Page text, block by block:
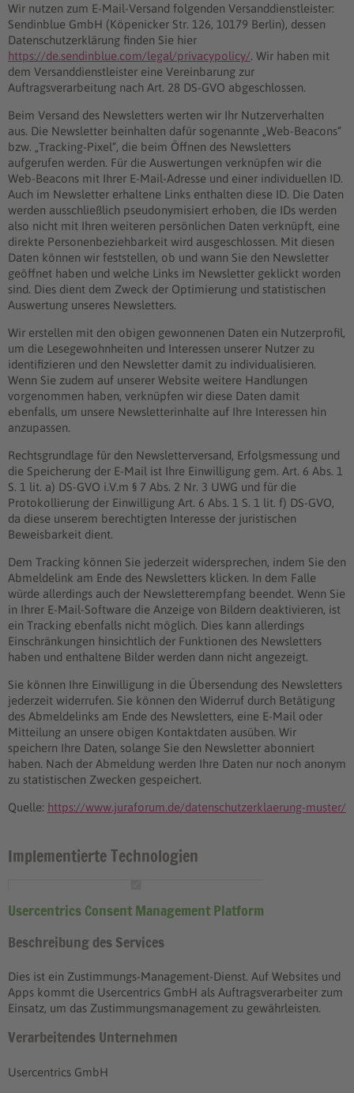
Wir nutzen zum E-Mail-Versand folgenden Versanddienstleister:
Sendinblue GmbH (Köpenicker Str. 126, 10179 Berlin), dessen
Datenschutzerklärung finden Sie hier
https://de.sendinblue.com/legal/privacypolicy/. Wir haben mit
dem Versanddienstleister eine Vereinbarung zur
Auftragsverarbeitung nach Art. 28 DS-GVO abgeschlossen.
Beim Versand des Newsletters werten wir Ihr Nutzerverhalten
aus. Die Newsletter beinhalten dafür sogenannte „Web-Beacons“
bzw. „Tracking-Pixel“, die beim Öffnen des Newsletters
aufgerufen werden. Für die Auswertungen verknüpfen wir die
Web-Beacons mit Ihrer E-Mail-Adresse und einer individuellen ID.
Auch im Newsletter erhaltene Links enthalten diese ID. Die Daten
werden ausschließlich pseudonymisiert erhoben, die IDs werden
also nicht mit Ihren weiteren persönlichen Daten verknüpft, eine
direkte Personenbeziehbarkeit wird ausgeschlossen. Mit diesen
Daten können wir feststellen, ob und wann Sie den Newsletter
geöffnet haben und welche Links im Newsletter geklickt worden
sind. Dies dient dem Zweck der Optimierung und statistischen
Auswertung unseres Newsletters.
Wir erstellen mit den obigen gewonnenen Daten ein Nutzerprofil,
um die Lesegewohnheiten und Interessen unserer Nutzer zu
identifizieren und den Newsletter damit zu individualisieren.
Wenn Sie zudem auf unserer Website weitere Handlungen
vorgenommen haben, verknüpfen wir diese Daten damit
ebenfalls, um unsere Newsletterinhalte auf Ihre Interessen hin
anzupassen.
Rechtsgrundlage für den Newsletterversand, Erfolgsmessung und
die Speicherung der E-Mail ist Ihre Einwilligung gem. Art. 6 Abs. 1
S. 1 lit. a) DS-GVO i.V.m § 7 Abs. 2 Nr. 3 UWG und für die
Protokollierung der Einwilligung Art. 6 Abs. 1 S. 1 lit. f) DS-GVO,
da diese unserem berechtigten Interesse der juristischen
Beweisbarkeit dient.
Dem Tracking können Sie jederzeit widersprechen, indem Sie den
Abmeldelink am Ende des Newsletters klicken. In dem Falle
würde allerdings auch der Newsletterempfang beendet. Wenn Sie
in Ihrer E-Mail-Software die Anzeige von Bildern deaktivieren, ist
ein Tracking ebenfalls nicht möglich. Dies kann allerdings
Einschränkungen hinsichtlich der Funktionen des Newsletters
haben und enthaltene Bilder werden dann nicht angezeigt.
Sie können Ihre Einwilligung in die Übersendung des Newsletters
jederzeit widerrufen. Sie können den Widerruf durch Betätigung
des Abmeldelinks am Ende des Newsletters, eine E-Mail oder
Mitteilung an unsere obigen Kontaktdaten ausüben. Wir
speichern Ihre Daten, solange Sie den Newsletter abonniert
haben. Nach der Abmeldung werden Ihre Daten nur noch anonym
zu statistischen Zwecken gespeichert.
Quelle: https://www.juraforum.de/datenschutzerklaerung-muster/
Implementierte Technologien
Usercentrics Consent Management Platform
Beschreibung des Services
Dies ist ein Zustimmungs-Management-Dienst. Auf Websites und
Apps kommt die Usercentrics GmbH als Auftragsverarbeiter zum
Einsatz, um das Zustimmungsmanagement zu gewährleisten.
Verarbeitendes Unternehmen
Usercentrics GmbH